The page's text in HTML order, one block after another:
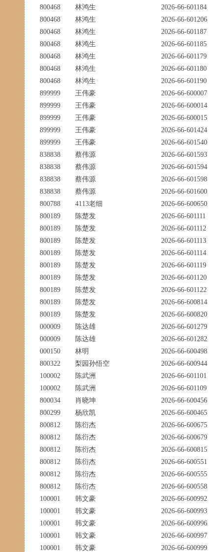
800468 林鸿生
2026-66-601184
800468
林鸿生
2026-66-601206
800468
林鸿生
2026-66-601187
800468
林鸿生
2026-66-601185
800468
林鸿生
2026-66-601179
800468
林鸿生
2026-66-601180
800468
林鸿生
2026-66-601190
899999
王伟豪
2026-66-600007
899999
王伟豪
2026-66-600014
899999
王伟豪
2026-66-600015
899999
王伟豪
2026-66-601424
899999
王伟豪
2026-66-601540
838838
蔡伟源
2026-66-601593
838838
蔡伟源
2026-66-601594
838838
蔡伟源
2026-66-601598
838838
蔡伟源
2026-66-601600
800788
4113老细
2026-66-600650
800189
陈楚发
2026-66-601111
800189
陈楚发
2026-66-601112
800189
陈楚发
2026-66-601113
800189
陈楚发
2026-66-601114
800189
陈楚发
2026-66-601119
800189
陈楚发
2026-66-601120
800189
陈楚发
2026-66-601122
800189
陈楚发
2026-66-600814
800189
陈楚发
2026-66-600820
000009
陈达雄
2026-66-601279
000009
陈达雄
2026-66-601282
000150
林明
2026-66-600498
800322
梨园孙悟空
2026-66-600944
100002
陈武洲
2026-66-601101
100002
陈武洲
2026-66-601109
800034
肖晓坤
2026-66-600456
800299
杨欣凯
2026-66-600465
800812
陈衍杰
2026-66-600675
800812
陈衍杰
2026-66-600679
800812
陈衍杰
2026-66-600815
800812
陈衍杰
2026-66-600551
800812
陈衍杰
2026-66-600555
800812
陈衍杰
2026-66-600558
100001
韩文豪
2026-66-600992
100001
韩文豪
2026-66-600993
100001
韩文豪
2026-66-600996
100001
韩文豪
2026-66-600997
100001
韩文豪
2026-66-600999